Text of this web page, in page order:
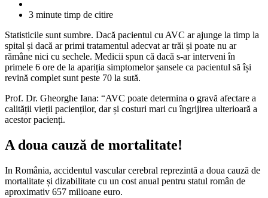
3 minute timp de citire
Statisticile sunt sumbre. Dacă pacientul cu AVC ar ajunge la timp la
spital și dacă ar primi tratamentul adecvat ar trăi și poate nu ar
rămâne nici cu sechele. Medicii spun că dacă s-ar interveni în
primele 6 ore de la apariția simptomelor șansele ca pacientul să își
revină complet sunt peste 70 la sută.
Prof. Dr. Gheorghe Iana: “AVC poate determina o gravă afectare a
calității vieții pacienților, dar și costuri mari cu îngrijirea ulterioară a
acestor pacienți.
A doua cauză de mortalitate!
In România, accidentul vascular cerebral reprezintă a doua cauză de
mortalitate și dizabilitate cu un cost anual pentru statul român de
aproximativ 657 milioane euro.